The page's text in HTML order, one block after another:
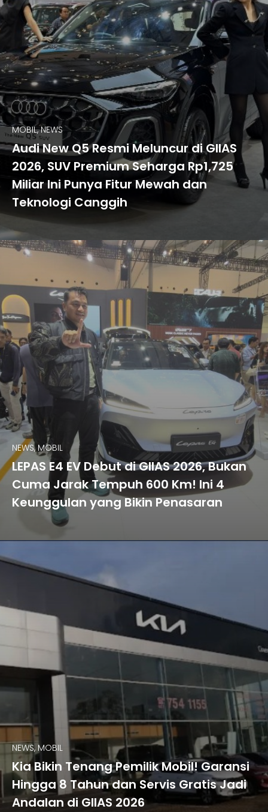
MOBIL, NEWS
Audi New Q5 Resmi Meluncur di GIIAS
2026, SUV Premium Seharga Rp1,725
Miliar Ini Punya Fitur Mewah dan
Teknologi Canggih
NEWS, MOBIL
LEPAS E4 EV Debut di GIIAS 2026, Bukan
Cuma Jarak Tempuh 600 Km! Ini 4
Keunggulan yang Bikin Penasaran
NEWS, MOBIL
Kia Bikin Tenang Pemilik Mobil! Garansi
Hingga 8 Tahun dan Servis Gratis Jadi
Andalan di GIIAS 2026